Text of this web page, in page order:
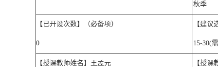
秋季
【已开设次数】（必备项）
0
【建议
15-30(
【授课教师姓名】王孟元 【授课